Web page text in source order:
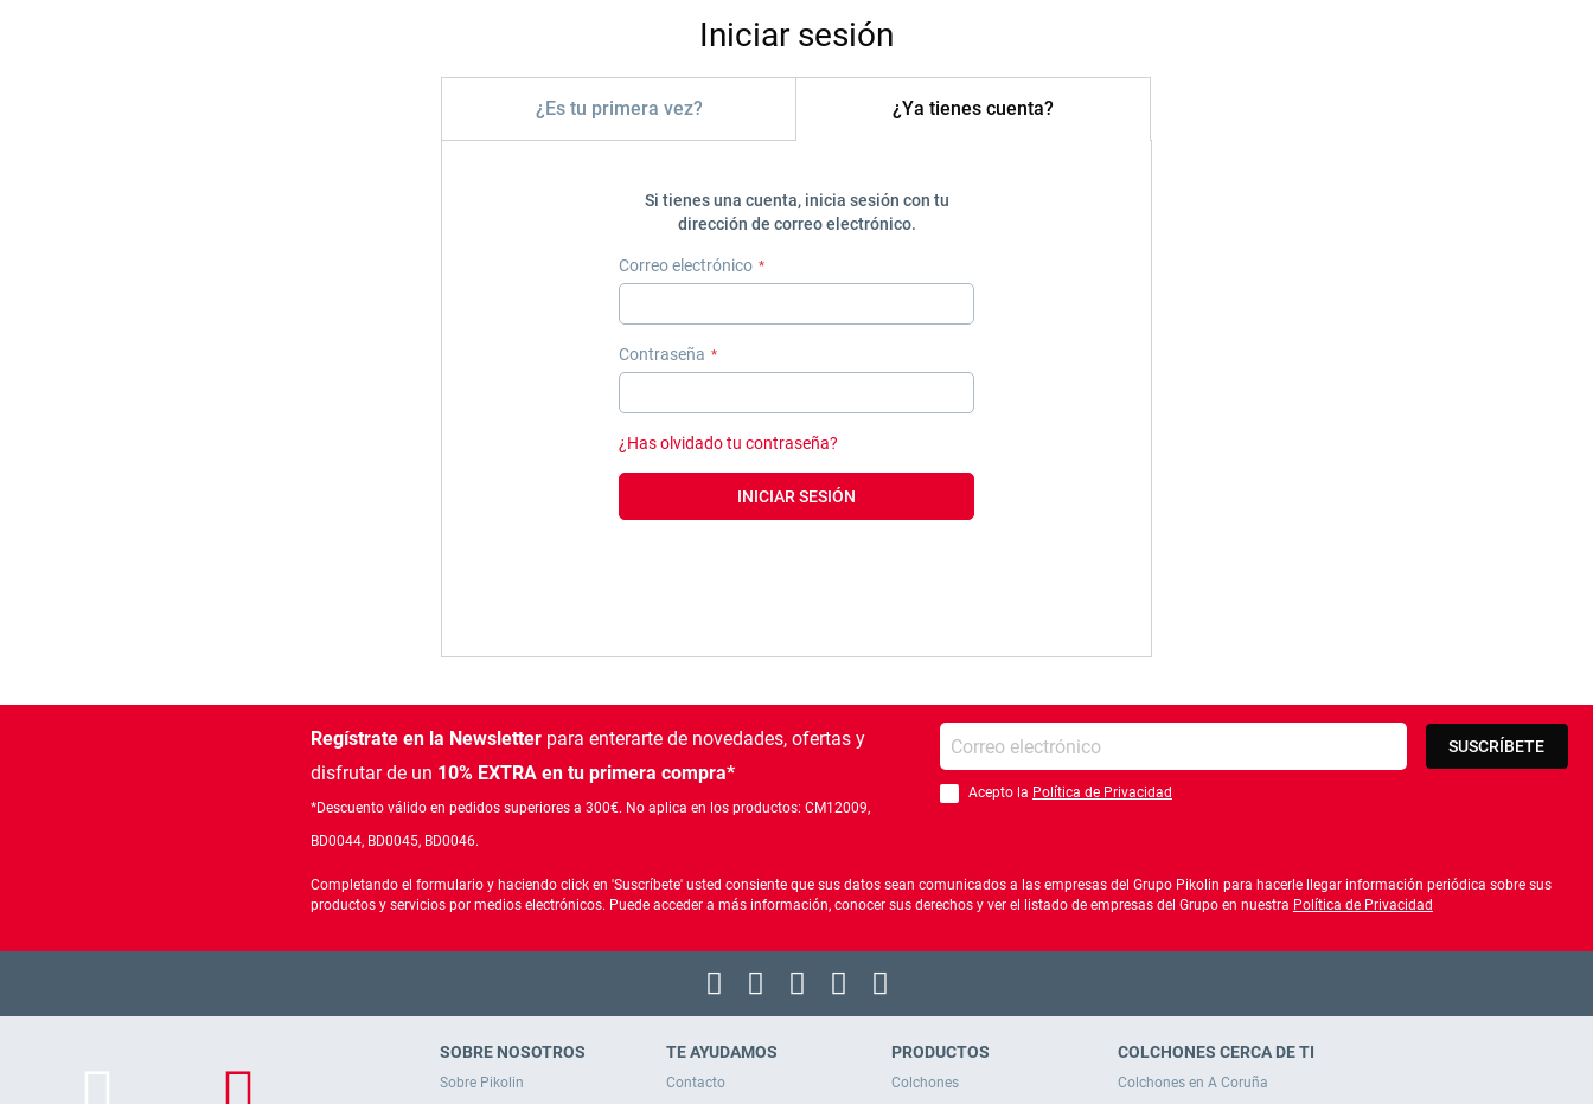
Iniciar sesión
¿Es tu primera vez? ¿Ya tienes cuenta?
Si tienes una cuenta, inicia sesión con tu
dirección de correo electrónico.
Correo electrónico
Contraseña
¿Has olvidado tu contraseña?
INICIAR SESIÓN
Regístrate en la Newsletterpara enterarte de novedades, ofertas y
disfrutar de un 10% EXTRA en tu primera compra*
*Descuento válido en pedidos superiores a 300€. No aplica en los productos: CM12009,
BD0044, BD0045, BD0046.
Introduce tu e-mail
Debes aceptar la política de privacidad
Acepto la Política de Privacidad
SUSCRÍBETE
Completando el formulario y haciendo click en 'Suscríbete' usted consiente que sus datos sean comunicados a las empresas del Grupo Pikolin para hacerle llegar información periódica sobre sus
productos y servicios por medios electrónicos. Puede acceder a más información, conocer sus derechos y ver el listado de empresas del Grupo en nuestra Política de Privacidad
SOBRE NOSOTROS
Sobre Pikolin
TE AYUDAMOS
Contacto
PRODUCTOS
Colchones
COLCHONES CERCA DE TI
Colchones en A Coruña